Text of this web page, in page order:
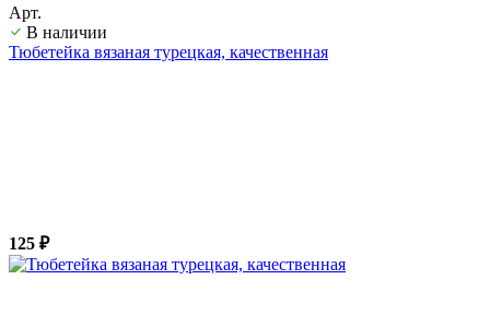
Арт.
В наличии
Тюбетейка вязаная турецкая, качественная
125 ₽